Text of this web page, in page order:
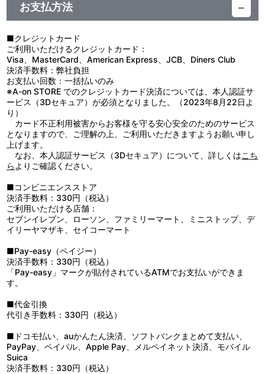
お支払方法
■クレジットカード
ご利用いただけるクレジットカード：
Visa、MasterCard、American Express、JCB、Diners Club
決済手数料：弊社負担
お支払い回数：一括払いのみ
※A-on STORE でのクレジットカード決済については、本人認証サ
ービス（3Dセキュア）が必須となりました。（2023年8月22日よ
り）
カード不正利用被害からお客様を守る安心安全のためのサービス
となりますので、ご理解の上、ご利用いただきますようお願い申し
上げます。
なお、本人認証サービス（3Dセキュア）について、詳しくはこち
らよりご確認ください。
■コンビニエンスストア
決済手数料：330円（税込）
ご利用いただける店舗：
セブンイレブン、ローソン、ファミリーマート、ミニストップ、デ
イリーヤマザキ、セイコーマート
■Pay-easy（ペイジー）
決済手数料：330円（税込）
「Pay-easy」マークが貼付されているATMでお支払いができま
す。
■代金引換
代引き手数料：330円（税込）
■ドコモ払い、auかんたん決済、ソフトバンクまとめて支払い、
PayPay、ペイパル、Apple Pay、メルペイネット決済、モバイル
Suica
決済手数料：330円（税込）